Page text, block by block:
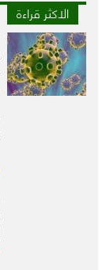
الاكثر قراءة